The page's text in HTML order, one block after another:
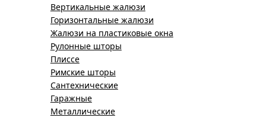
Вертикальные жалюзи
Горизонтальные жалюзи
Жалюзи на пластиковые окна
Рулонные шторы
Плиссе
Римские шторы
Сантехнические
Гаражные
Металлические